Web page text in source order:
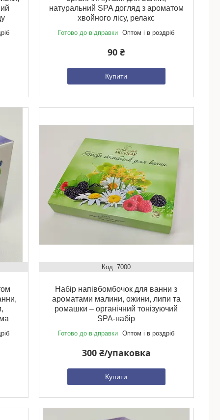
натуральний SPA догляд з ароматом
хвойного лісу, релакс
Готово до відправки Оптом і в роздріб
90 ₴
Купити
7000
Набір напівбомбочок для ванни з
ароматами малини, ожини, липи та
ромашки – органічний тонізуючий
SPA-набір
Готово до відправки Оптом і в роздріб
300 ₴/упаковка
Купити